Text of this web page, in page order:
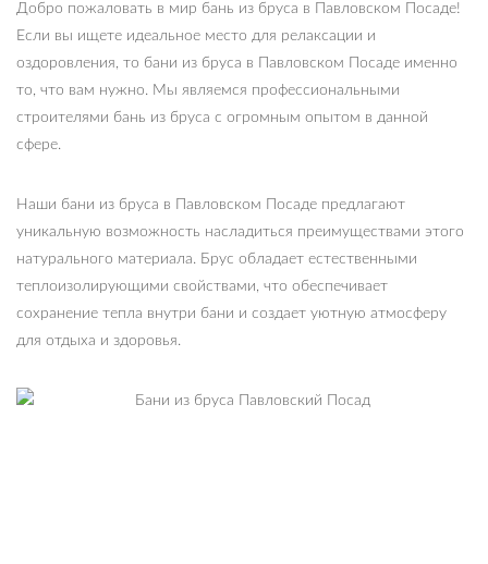
Добро пожаловать в мир бань из бруса в Павловском Посаде!
Если вы ищете идеальное место для релаксации и
оздоровления, то бани из бруса в Павловском Посаде именно
то, что вам нужно. Мы являемся профессиональными
строителями бань из бруса с огромным опытом в данной
сфере.
Наши бани из бруса в Павловском Посаде предлагают
уникальную возможность насладиться преимуществами этого
натурального материала. Брус обладает естественными
теплоизолирующими свойствами, что обеспечивает
сохранение тепла внутри бани и создает уютную атмосферу
для отдыха и здоровья.